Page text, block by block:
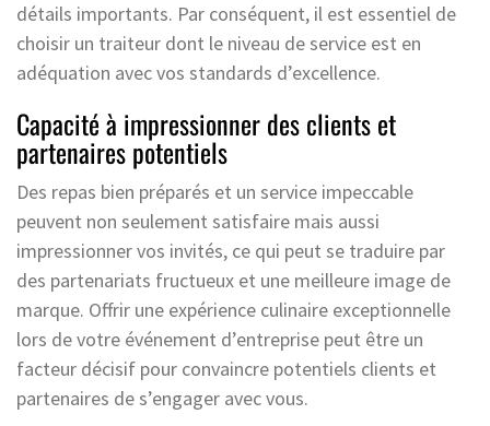
détails importants. Par conséquent, il est essentiel de
choisir un traiteur dont le niveau de service est en
adéquation avec vos standards d’excellence.
Capacité à impressionner des clients et
partenaires potentiels
Des repas bien préparés et un service impeccable
peuvent non seulement satisfaire mais aussi
impressionner vos invités, ce qui peut se traduire par
des partenariats fructueux et une meilleure image de
marque. Offrir une expérience culinaire exceptionnelle
lors de votre événement d’entreprise peut être un
facteur décisif pour convaincre potentiels clients et
partenaires de s’engager avec vous.